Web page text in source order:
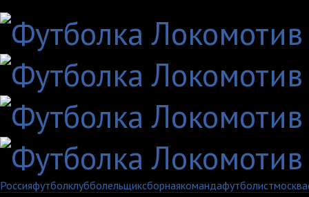
Россияфутболклубболельщиксборнаякомандафутболистмосква